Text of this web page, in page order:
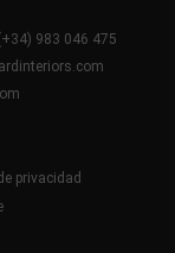
983 046 475
privacidad